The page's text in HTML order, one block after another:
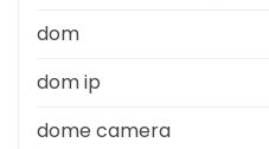
dom
dom ip
dome camera